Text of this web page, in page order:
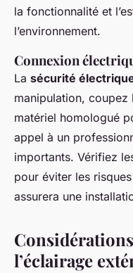
la fonctionnalité et
l’environnement.
Connexion
La sécurité
manipulation, coupez
matériel homologué
appel à un
importants. Vérifiez
pour éviter les
assurera une
l’éclairage